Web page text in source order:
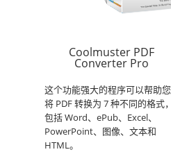
Coolmuster PDF
Converter Pro
这个功能强大的程序可以帮助您
将 PDF 转换为 7 种不同的格式，
包括 Word、ePub、Excel、
PowerPoint、图像、文本和
HTML。